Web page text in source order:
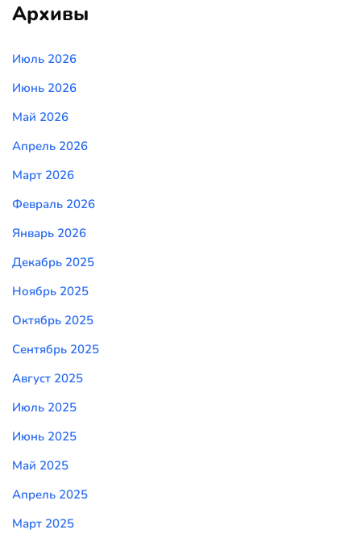
Архивы
Июль 2026
Июнь 2026
Май 2026
Апрель 2026
Март 2026
Февраль 2026
Январь 2026
Декабрь 2025
Ноябрь 2025
Октябрь 2025
Сентябрь 2025
Август 2025
Июль 2025
Июнь 2025
Май 2025
Апрель 2025
Март 2025